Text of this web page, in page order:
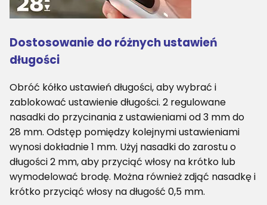
Dostosowanie do różnych ustawień
długości
Obróć kółko ustawień długości, aby wybrać i
zablokować ustawienie długości. 2 regulowane
nasadki do przycinania z ustawieniami od 3 mm do
28 mm. Odstęp pomiędzy kolejnymi ustawieniami
wynosi dokładnie 1 mm. Użyj nasadki do zarostu o
długości 2 mm, aby przyciąć włosy na krótko lub
wymodelować brodę. Można również zdjąć nasadkę i
krótko przyciąć włosy na długość 0,5 mm.